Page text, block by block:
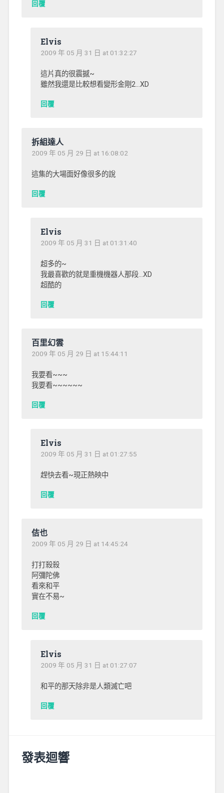
回覆
Elvis
2009 年 05 月 31 日 at 01:32:27
這片真的很震撼~
雖然我還是比較想看變形金剛2…XD
回覆
拆組達人
2009 年 05 月 29 日 at 16:08:02
這集的大場面好像很多的說
回覆
Elvis
2009 年 05 月 31 日 at 01:31:40
超多的~
我最喜歡的就是重機機器人那段…XD
超酷的
回覆
百里幻雲
2009 年 05 月 29 日 at 15:44:11
我要看~~~
我要看~~~~~~
回覆
Elvis
2009 年 05 月 31 日 at 01:27:55
趕快去看~現正熱映中
回覆
佶也
2009 年 05 月 29 日 at 14:45:24
打打殺殺
阿彌陀佛
看來和平
實在不易~
回覆
Elvis
2009 年 05 月 31 日 at 01:27:07
和平的那天除非是人類滅亡吧
回覆
發表迴響